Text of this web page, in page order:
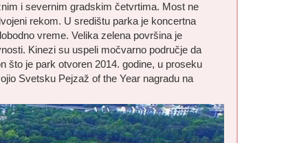
i severnim gradskim četvrtima. Most ne
rekom. U središtu parka je koncertna
vreme. Velika zelena površina je
Kinezi su uspeli močvarno područje da
što je park otvoren 2014. godine, u proseku
Svetsku Pejzaž of the Year nagradu na